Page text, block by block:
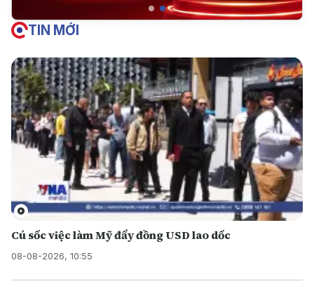
TIN MỚI
Cú sốc việc làm Mỹ đẩy đồng USD lao dốc
08-08-2026, 10:55